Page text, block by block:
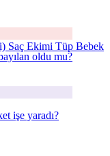
oldu mu?
işe yaradı?
Saç Ekimi Tüp Bebek